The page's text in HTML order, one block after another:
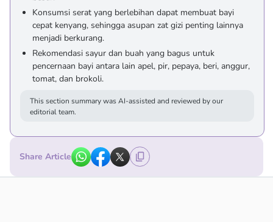
Konsumsi serat yang berlebihan dapat membuat bayi
cepat kenyang, sehingga asupan zat gizi penting lainnya
menjadi berkurang.
Rekomendasi sayur dan buah yang bagus untuk
pencernaan bayi antara lain apel, pir, pepaya, beri, anggur,
tomat, dan brokoli.
This section summary was AI-assisted and reviewed by our
editorial team.
Share Article